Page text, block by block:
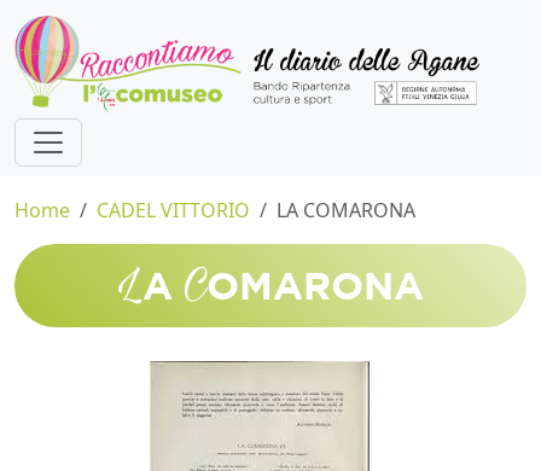
Home CADEL VITTORIO LA COMARONA
LA COMARONA